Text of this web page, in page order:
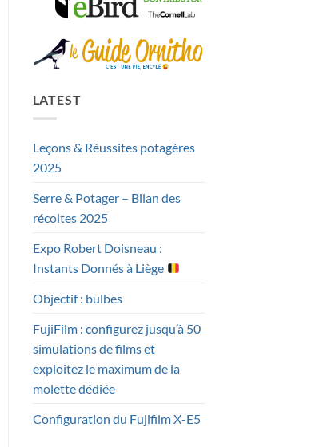
LATEST
Leçons & Réussites potagères
2025
Serre & Potager – Bilan des
récoltes 2025
Expo Robert Doisneau :
Instants Donnés à Liège
Objectif : bulbes
FujiFilm : configurez jusqu’à 50
simulations de films et
exploitez le maximum de la
molette dédiée
Configuration du Fujifilm X-E5